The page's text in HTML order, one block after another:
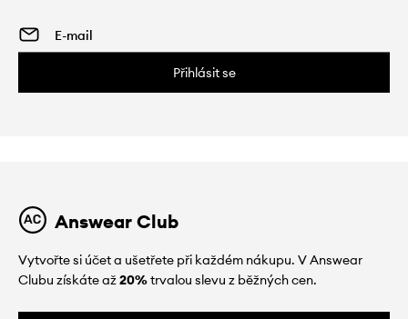
Přihlásit se
Answear Club
Vytvořte si účet a ušetřete při každém nákupu. V Answear
Clubu získáte až20%trvalou slevu z běžných cen.